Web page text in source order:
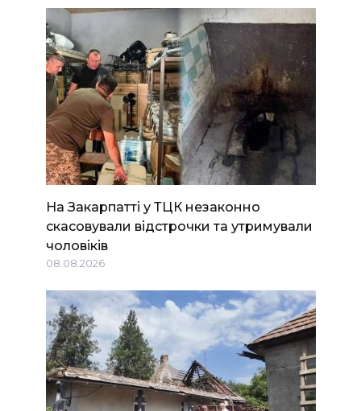
На Закарпатті у ТЦК незаконно
скасовували відстрочки та утримували
чоловіків
08.08.2026